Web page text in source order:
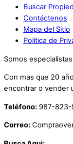
Buscar
Contáctenos
Mapa del Sitio
Política de
Somos
Con mas que 20
encontrar o vender
Teléfono: 987-823-
Correo: